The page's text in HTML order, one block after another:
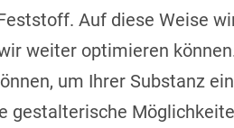
Auf diese Weise
weiter optimieren
um Ihrer Substanz
gestalterische